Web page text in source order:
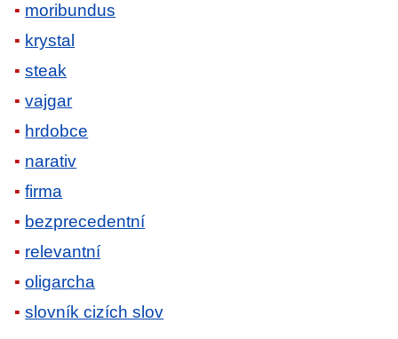
moribundus
krystal
steak
vajgar
hrdobce
narativ
firma
bezprecedentní
relevantní
oligarcha
slovník cizích slov